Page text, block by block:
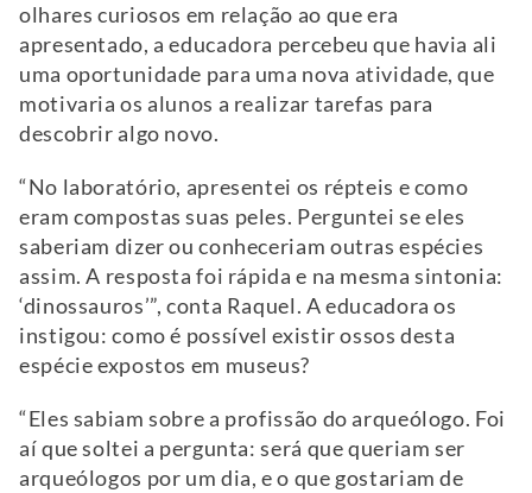
olhares curiosos em relação ao que era
apresentado, a educadora percebeu que havia ali
uma oportunidade para uma nova atividade, que
motivaria os alunos a realizar tarefas para
descobrir algo novo.
“No laboratório, apresentei os répteis e como
eram compostas suas peles. Perguntei se eles
saberiam dizer ou conheceriam outras espécies
assim. A resposta foi rápida e na mesma sintonia:
‘dinossauros’”, conta Raquel. A educadora os
instigou: como é possível existir ossos desta
espécie expostos em museus?
“Eles sabiam sobre a profissão do arqueólogo. Foi
aí que soltei a pergunta: será que queriam ser
arqueólogos por um dia, e o que gostariam de